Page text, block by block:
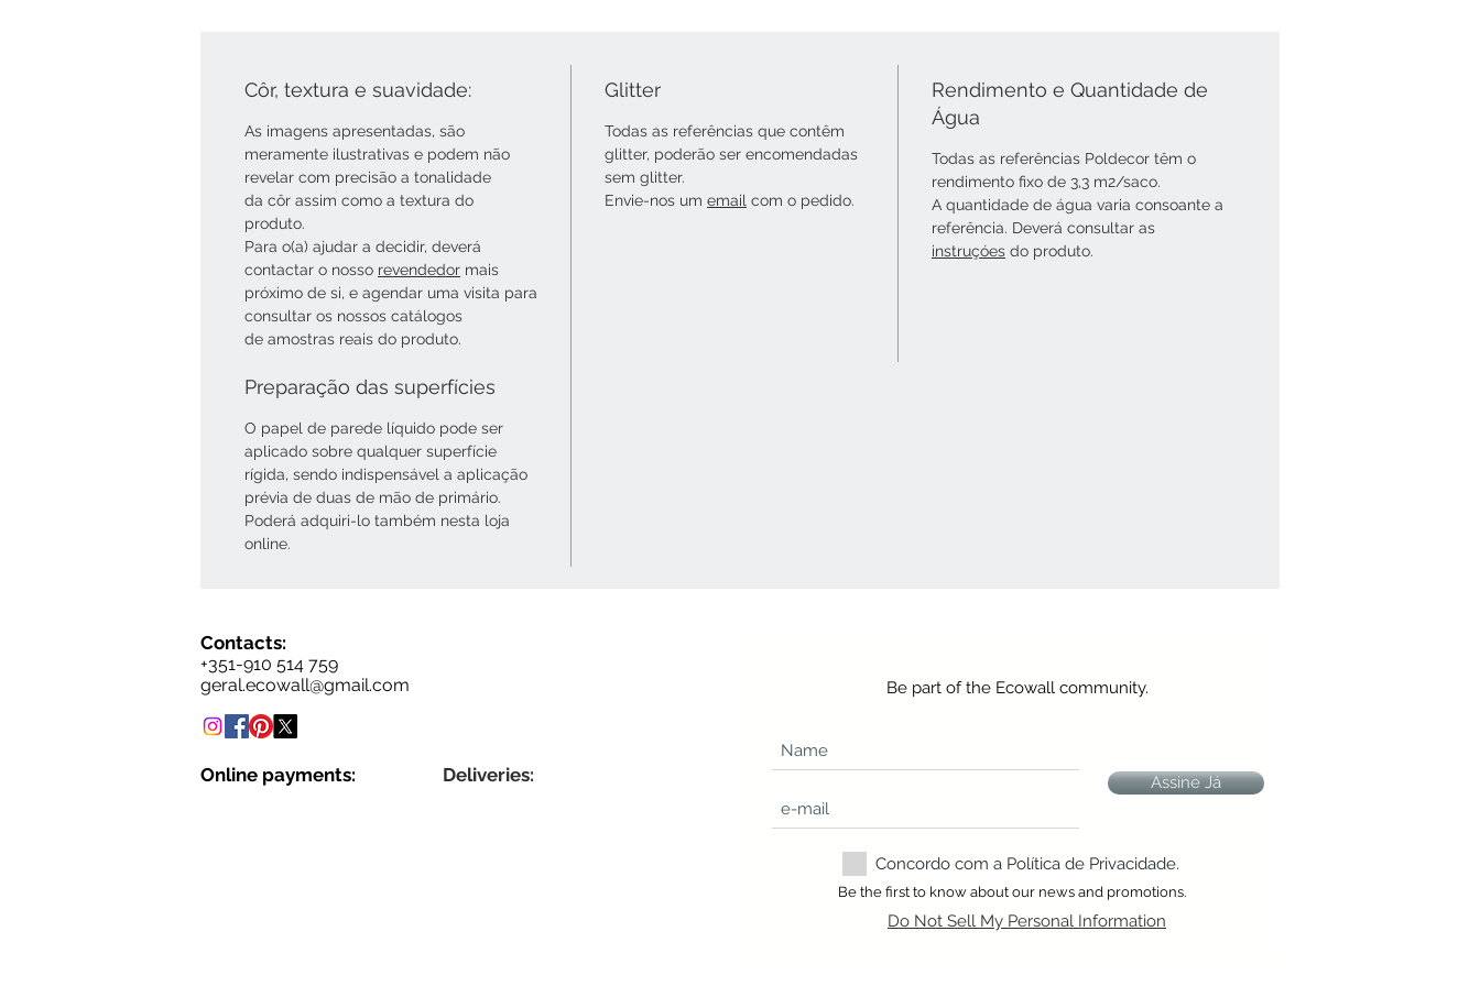
Côr, textura e suavidade:
As imagens apresentadas, são
meramente ilustrativas e podem não
revelar com precisão a tonalidade
da côr assim como a textura do
produto.
Para o(a) ajudar a decidir, deverá
contactar o nosso revendedor mais
próximo de si, e agendar uma visita para
consultar os nossos catálogos
de amostras reais do produto.
Glitter
Todas as referências que contêm
glitter, poderão ser encomendadas
sem glitter.
Envie-nos um email com o pedido.
Rendimento e Quantidade de
Água
Todas as referências Poldecor têm o
rendimento fixo de 3,3 m2/saco.
A quantidade de água varia consoante a
referência. Deverá consultar as
instruçóes do produto.
Preparação das superfícies
O papel de parede líquido pode ser
aplicado sobre qualquer superfície
rígida, sendo indispensável a aplicação
prévia de duas de mão de primário.
Poderá adquiri-lo também nesta loja
online.
Contacts:
+351-910 514 759
geral.ecowall@gmail.com
Online payments: Deliveries:
Be part of the Ecowall community.
Assine Já
Concordo com a Política de Privacidade.
Be the first to know about our news and promotions.
Do Not Sell My Personal Information